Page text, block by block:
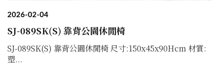
2026-02-04
SJ-089SK(S) 靠背公園休閒椅
SJ-089SK(S) 靠背公園休閒椅 尺寸:150x45x90Hcm 材質:
塑...